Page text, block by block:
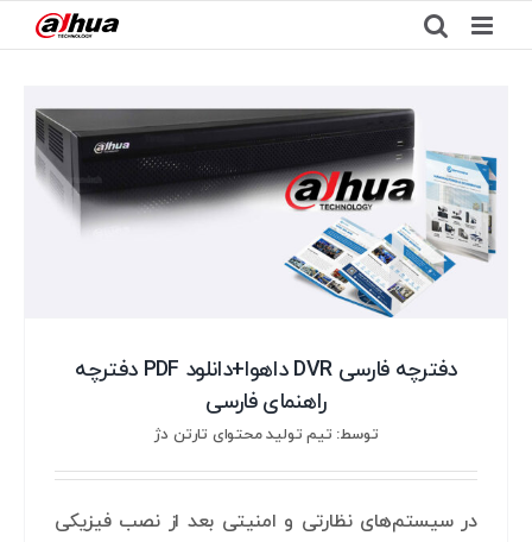
to
دفترچه فارسی DVR داهوا+دانلود PDF دفترچه
راهنمای فارسی
توسط: تیم تولید محتوای تارتن دژ
در سیستم‌های نظارتی و امنیتی بعد از نصب فیزیکی